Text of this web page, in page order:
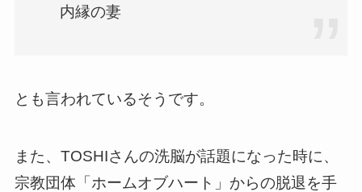
内縁の妻
とも言われているそうです。
また、TOSHIさんの洗脳が話題になった時に、
宗教団体「ホームオブハート」からの脱退を手